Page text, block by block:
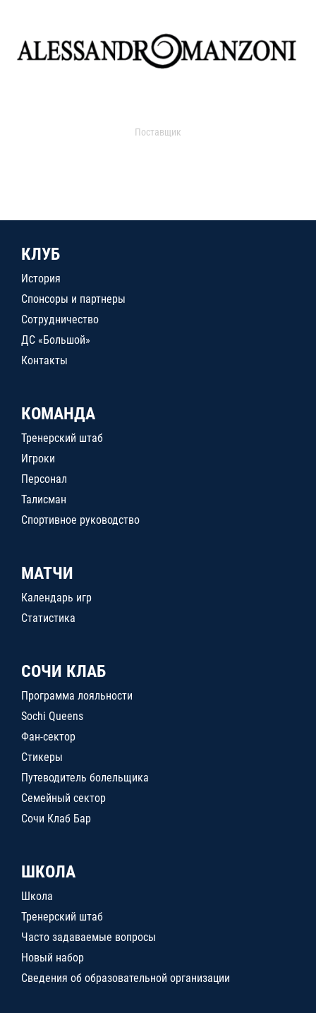
Поставщик
КЛУБ
История
Спонсоры и партнеры
Сотрудничество
ДС «Большой»
Контакты
КОМАНДА
Тренерский штаб
Игроки
Персонал
Талисман
Спортивное руководство
МАТЧИ
Календарь игр
Статистика
СОЧИ КЛАБ
Программа лояльности
Sochi Queens
Фан-сектор
Стикеры
Путеводитель болельщика
Семейный сектор
Сочи Клаб Бар
ШКОЛА
Школа
Тренерский штаб
Часто задаваемые вопросы
Новый набор
Сведения об образовательной организации